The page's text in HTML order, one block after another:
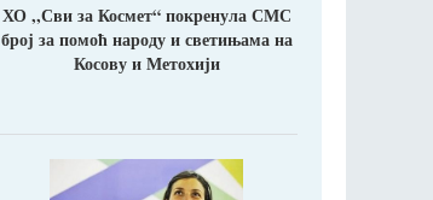
ХО ,,Сви за Космет“ покренула СМС
број за помоћ народу и светињама на
Косову и Метохији